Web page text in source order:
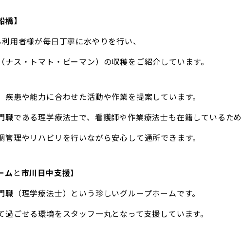
】
用者様が毎日丁寧に水やりを行い、
ス・トマト・ピーマン）の収穫をご紹介しています。
疾患や能力に合わせた活動や作業を提案しています。
職である理学療法士で、看護師や作業療法士も在籍しているため
理やリハビリを行いながら安心して通所できます。
ム と市川日中支援】
（理学療法士）という珍しいグループホームです。
ごせる環境をスタッフ一丸となって支援しています。